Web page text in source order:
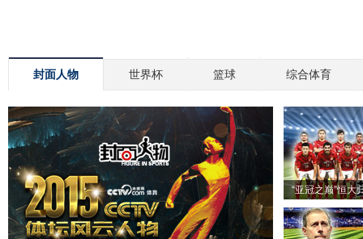
封面人物 世界杯 篮球 综合体育
“亚冠之巅”恒大